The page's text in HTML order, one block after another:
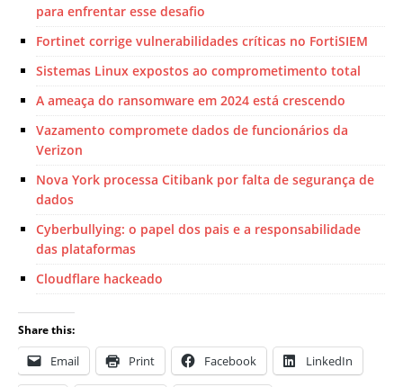
para enfrentar esse desafio
Fortinet corrige vulnerabilidades críticas no FortiSIEM
Sistemas Linux expostos ao comprometimento total
A ameaça do ransomware em 2024 está crescendo
Vazamento compromete dados de funcionários da
Verizon
Nova York processa Citibank por falta de segurança de
dados
Cyberbullying: o papel dos pais e a responsabilidade
das plataformas
Cloudflare hackeado
Share this:
Email Print Facebook LinkedIn